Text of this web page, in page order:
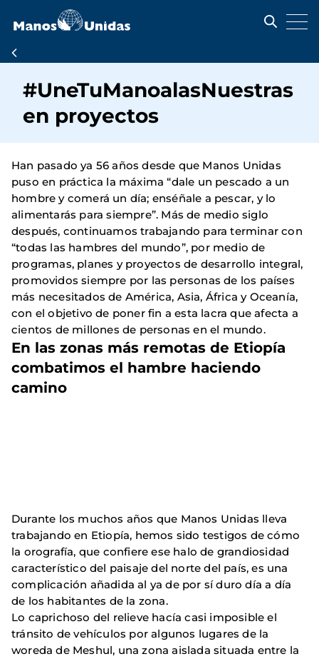
contenido
principal
Ruta
de
navegación
#UneTuManoalasNuestras
en proyectos
Han pasado ya 56 años desde que Manos Unidas
puso en práctica la máxima “dale un pescado a un
hombre y comerá un día; enséñale a pescar, y lo
alimentarás para siempre”. Más de medio siglo
después, continuamos trabajando para terminar con
“todas las hambres del mundo”, por medio de
programas, planes y proyectos de desarrollo integral,
promovidos siempre por las personas de los países
más necesitados de América, Asia, África y Oceanía,
con el objetivo de poner fin a esta lacra que afecta a
cientos de millones de personas en el mundo.
En las zonas más remotas de Etiopía
combatimos el hambre haciendo
camino
Durante los muchos años que Manos Unidas lleva
trabajando en Etiopía, hemos sido testigos de cómo
la orografía, que confiere ese halo de grandiosidad
característico del paisaje del norte del país, es una
complicación añadida al ya de por sí duro día a día
de los habitantes de la zona.
Lo caprichoso del relieve hacía casi imposible el
tránsito de vehículos por algunos lugares de la
woreda de Meshul, una zona aislada situada entre la